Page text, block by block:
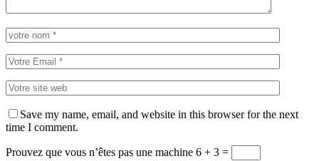
Save my name, email, and website in this browser for the next
time I comment.
Prouvez que vous n’êtes pas une machine 6 + 3 =